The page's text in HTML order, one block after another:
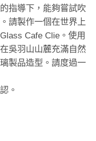
指導下，能夠嘗試吹
請製作一個在世界上
Cafe Clie。使用
吳羽山山麓充滿自然
製品造型。請度過一
。